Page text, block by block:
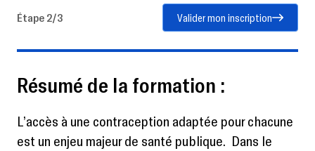
Étape 2/3 Valider mon inscription
Résumé de la formation :
L’accès à une contraception adaptée pour chacune
est un enjeu majeur de santé publique. Dans le